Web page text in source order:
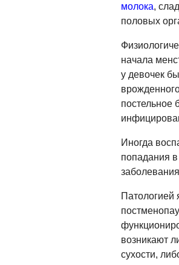
молока,
половых
начала
у девочек
постельное
Иногда
попадания
возникают
сухости,